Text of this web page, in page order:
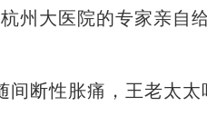
州大医院的专家亲自
断性胀痛，王老太太